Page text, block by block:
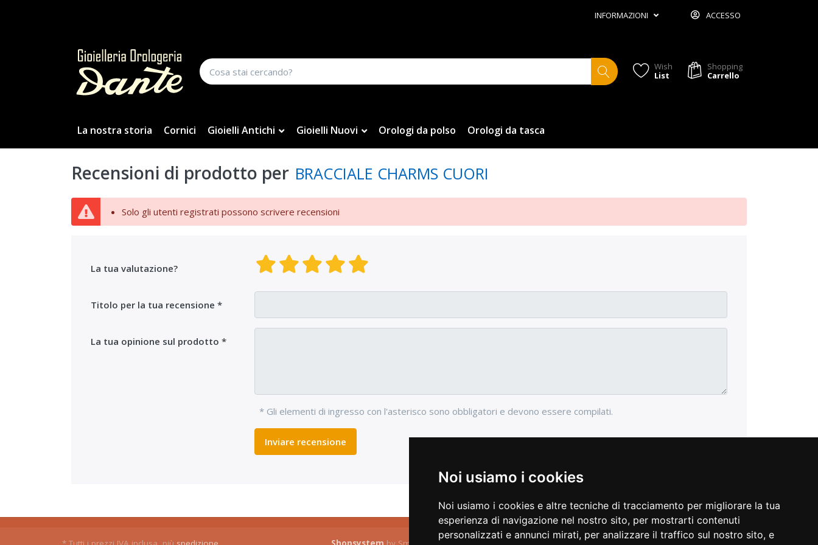
Noi usiamo i cookies
Noi usiamo i cookies e altre tecniche di tracciamento per migliorare la tua
esperienza di navigazione nel nostro sito, per mostrarti contenuti
personalizzati e annunci mirati, per analizzare il traffico sul nostro sito, e
INFORMAZIONI ACCESSO
Wish
List
Shopping
Carrello
La nostra storia Cornici Gioielli Antichi Gioielli Nuovi Orologi da polso Orologi da tasca
Recensioni di prodotto per BRACCIALE CHARMS CUORI
Solo gli utenti registrati possono scrivere recensioni
La tua valutazione?
Titolo per la tua recensione
La tua opinione sul prodotto
* Gli elementi di ingresso con l'asterisco sono obbligatori e devono essere compilati.
Inviare recensione